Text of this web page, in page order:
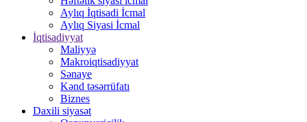
Aylıq İqtisadi İcmal
Aylıq Siyasi İcmal
İqtisadiyyat
Maliyyə
Makroiqtisadiyyat
Sənaye
Kənd təsərrüfatı
Biznes
Daxili siyasət